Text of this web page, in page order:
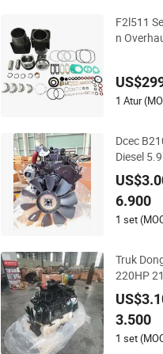
F2l511
n
Klift
haul
1 Atur
Dcec
Diesel
cylinder
o13854e
s Yutong
6.900
1 set
Truk
220HP
HP
Mesin
3.500
1 set